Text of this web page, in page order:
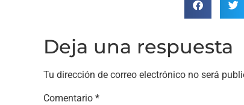
Deja una respuesta
Tu dirección de correo electrónico no será
Comentario *